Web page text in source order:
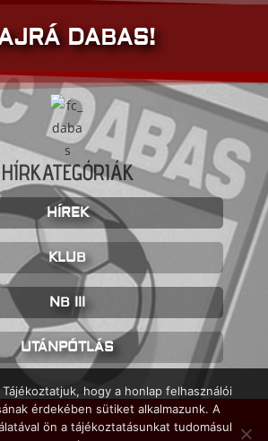
DABAS!
HÍRKATEGÓRIÁK
HÍREK
KLUB
NB III
UTÁNPÓTLÁS
hogy a honlap felhasználói
érdekében sütiket alkalmazunk. A
ön a tájékoztatásunkat tudomásul